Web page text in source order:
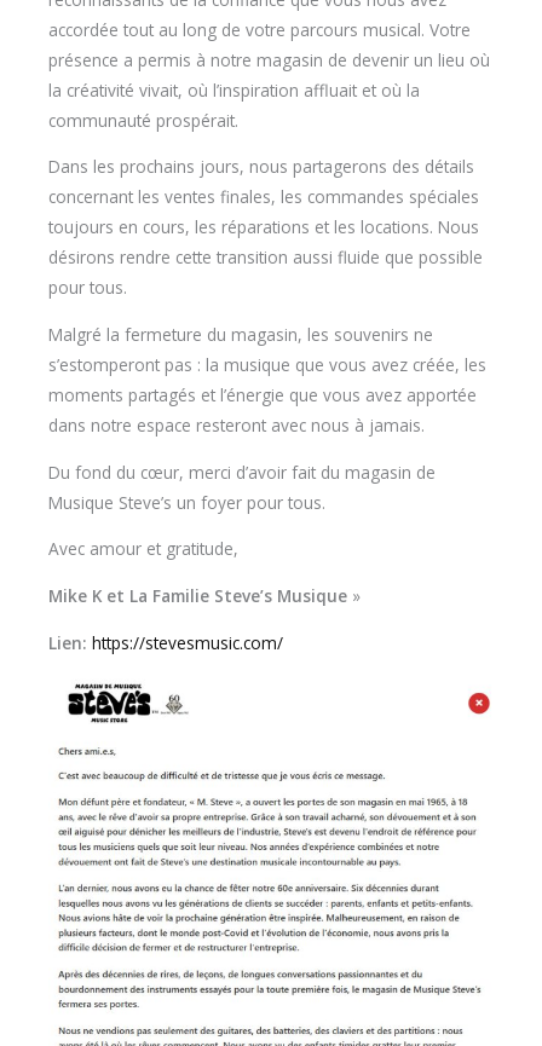
accordée tout au long de votre parcours musical. Votre
présence a permis à notre magasin de devenir un lieu où
la créativité vivait, où l’inspiration affluait et où la
communauté prospérait.
Dans les prochains jours, nous partagerons des détails
concernant les ventes finales, les commandes spéciales
toujours en cours, les réparations et les locations. Nous
désirons rendre cette transition aussi fluide que possible
pour tous.
Malgré la fermeture du magasin, les souvenirs ne
s’estomperont pas : la musique que vous avez créée, les
moments partagés et l’énergie que vous avez apportée
dans notre espace resteront avec nous à jamais.
Du fond du cœur, merci d’avoir fait du magasin de
Musique Steve’s un foyer pour tous.
Avec amour et gratitude,
Mike K et La Familie Steve’s Musique »
Lien: https://stevesmusic.com/